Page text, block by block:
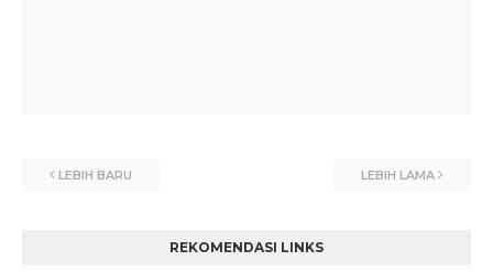
LEBIH BARU LEBIH LAMA
REKOMENDASI LINKS